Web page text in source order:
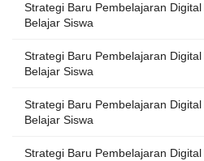
Strategi Baru Pembelajaran
Belajar Siswa
Strategi Baru Pembelajaran
Belajar Siswa
Strategi Baru Pembelajaran
Belajar Siswa
Strategi Baru Pembelajaran